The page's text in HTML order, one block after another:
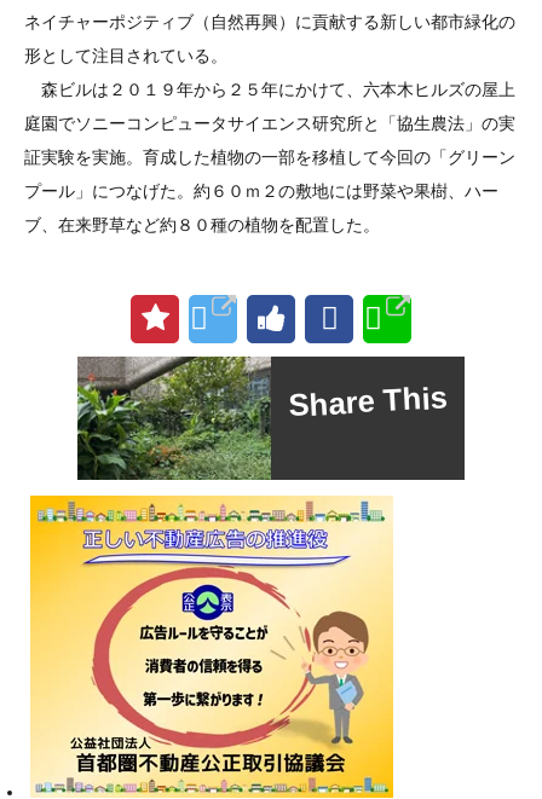
ネイチャーポジティブ（自然再興）に貢献する新しい都市緑化の
形として注目されている。
森ビルは２０１９年から２５年にかけて、六本木ヒルズの屋上
庭園でソニーコンピュータサイエンス研究所と「協生農法」の実
証実験を実施。育成した植物の一部を移植して今回の「グリーン
プール」につなげた。約６０ｍ２の敷地には野菜や果樹、ハー
ブ、在来野草など約８０種の植物を配置した。
Share This